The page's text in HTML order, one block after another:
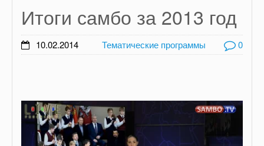
Итоги самбо за 2013 год
10.02.2014 0
Тематические программы